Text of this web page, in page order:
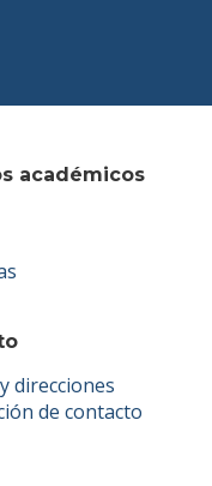
académicos
direcciones
de contacto